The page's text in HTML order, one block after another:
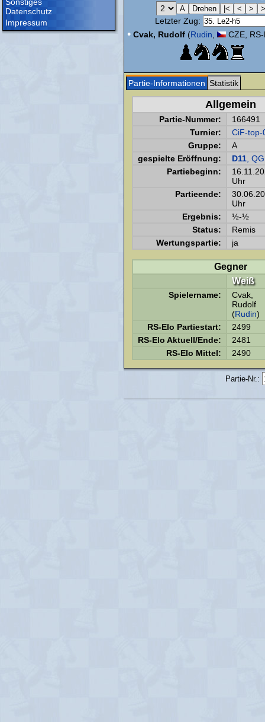
Datenschutz
Impressum
Letzter Zug:
• Cvak, Rudolf (Rudin CZE,
Partie-Informationen Statistik
Allgemein
Partie-Nummer:
166491
Turnier:
CiF-top-
Gruppe:
A
gespielte Eröffnung:
D11 ,
Partiebeginn:
Uhr
Partieende:
Uhr
Ergebnis:
½-½
Status:
Remis
Wertungspartie:
ja
Gegner
Weiß
Spielername:
Cvak,
Rudolf
(Rudin)
RS-Elo Partiestart:
2499
RS-Elo Aktuell/Ende:
2481
RS-Elo Mittel:
2490
Partie-Nr.: